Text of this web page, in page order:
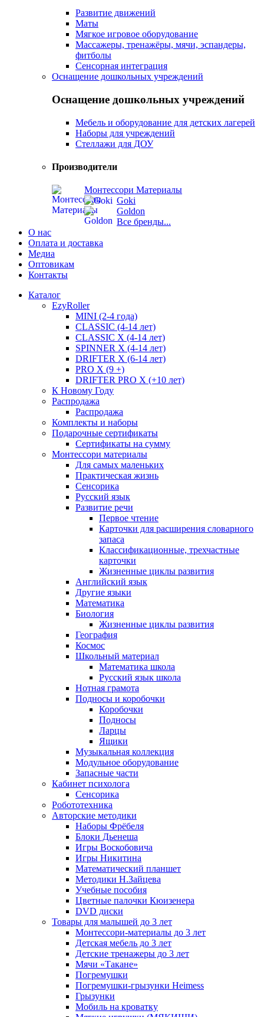
Развитие движений
Маты
Мягкое игровое оборудование
Массажеры, тренажёры, мячи, эспандеры,
фитболы
Сенсорная интеграция
Оснащение дошкольных учреждений
Оснащение дошкольных учреждений
Мебель и оборудование для детских лагерей
Наборы для учреждений
Стеллажи для ДОУ
Производители
Монтессори Материалы
Goki
Goldon
Все бренды...
О нас
Оплата и доставка
Медиа
Оптовикам
Контакты
Каталог
EzyRoller
MINI (2-4 года)
CLASSIC (4-14 лет)
CLASSIC X (4-14 лет)
SPINNER X (4-14 лет)
DRIFTER X (6-14 лет)
PRO X (9 +)
DRIFTER PRO X (+10 лет)
К Новому Году
Распродажа
Распродажа
Комплекты и наборы
Подарочные сертификаты
Сертификаты на сумму
Монтессори материалы
Для самых маленьких
Практическая жизнь
Сенсорика
Русский язык
Развитие речи
Первое чтение
Карточки для расширения словарного
запаса
Классификационные, трехчастные
карточки
Жизненные циклы развития
Английский язык
Другие языки
Математика
Биология
Жизненные циклы развития
География
Космос
Школьный материал
Математика школа
Русский язык школа
Нотная грамота
Подносы и коробочки
Коробочки
Подносы
Ларцы
Ящики
Музыкальная коллекция
Модульное оборудование
Запасные части
Кабинет психолога
Сенсорика
Робототехника
Авторские методики
Наборы Фрёбеля
Блоки Дьенеша
Игры Воскобовича
Игры Никитина
Математический планшет
Методики Н.Зайцева
Учебные пособия
Цветные палочки Кюизенера
DVD диски
Товары для малышей до 3 лет
Монтессори-материалы до 3 лет
Детская мебель до 3 лет
Детские тренажеры до 3 лет
Мячи «Такане»
Погремушки
Погремушки-грызунки Heimess
Грызунки
Мобиль на кроватку